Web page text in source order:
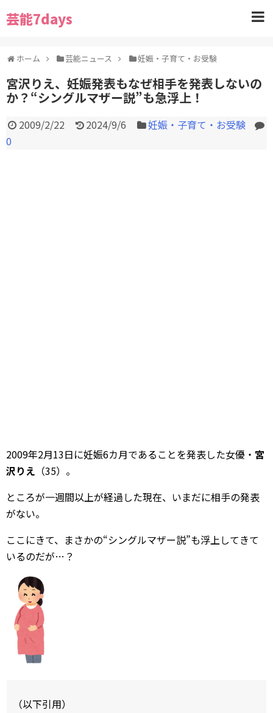
芸能7days
ホーム 芸能ニュース 妊娠・子育て・お受験
宮沢りえ、妊娠発表もなぜ相手を発表しないの
か？“シングルマザー説”も急浮上！
2009/2/22 2024/9/6
妊娠・子育て・お受験
0
2009年2月13日に妊娠6カ月であることを発表した女優・ 宮
沢りえ （35）。
ところが一週間以上が経過した現在、いまだに相手の発表
がない。
ここにきて、まさかの“シングルマザー説”も浮上してきて
いるのだが…？
（以下引用）